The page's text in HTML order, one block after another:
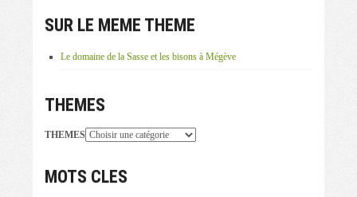
SUR LE MEME THEME
Le domaine de la Sasse et les bisons à Mégève
THEMES
THEMES
MOTS CLES